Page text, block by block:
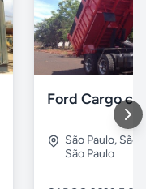
São Paulo, São
São Paulo